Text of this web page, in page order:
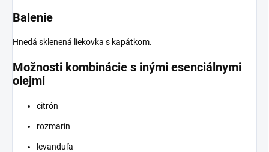
Balenie
Hnedá sklenená liekovka s kapátkom.
Možnosti kombinácie s inými esenciálnymi
olejmi
citrón
rozmarín
levanduľa